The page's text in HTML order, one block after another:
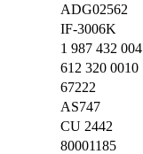
ADG02562
IF-3006K
1 987 432 004
612 320 0010
67222
AS747
CU 2442
80001185